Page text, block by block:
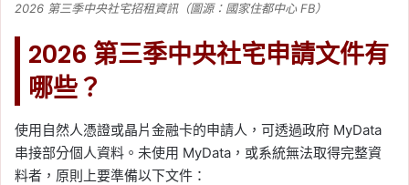
2026 第三季中央社宅招租資訊（圖源：國家住都中心 FB）
2026 第三季中央社宅申請文件有
哪些？
使用自然人憑證或晶片金融卡的申請人，可透過政府 MyData
串接部分個人資料。未使用 MyData，或系統無法取得完整資
料者，原則上要準備以下文件：